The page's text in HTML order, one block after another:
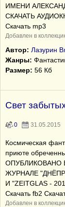
ИМЕНИ
СКАЧАТЬ
Скачать mp3
Добавлен в
Автор: Лазурин
Жанры:
Размер: 56 Кб
Свет
0 31.05.2015
Космическая
приюте
ОПУБЛИКОВАНО
ЖУРНАЛЕ
И "ZEITGLAS -
Скачать fb2
Добавлен в